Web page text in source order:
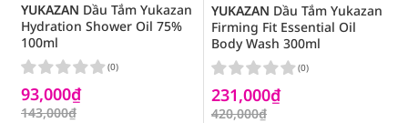
YUKAZAN Dầu Tắm Yukazan
Hydration Shower Oil 75%
100ml
93,000₫
143,000₫
(0)
YUKAZAN Dầu Tắm Yukazan
Firming Fit Essential Oil
Body Wash 300ml
231,000₫
420,000₫
(0)